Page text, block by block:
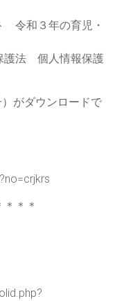
令和３年の育児・
護法 個人情報保護
がダウンロードで
＊＊